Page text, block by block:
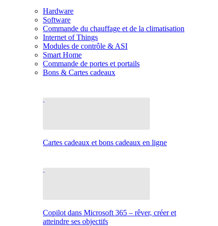
Hardware
Software
Commande du chauffage et de la climatisation
Internet of Things
Modules de contrôle & ASI
Smart Home
Commande de portes et portails
Bons & Cartes cadeaux
Cartes cadeaux et bons cadeaux en ligne
Copilot dans Microsoft 365 – rêver, créer et
atteindre ses objectifs